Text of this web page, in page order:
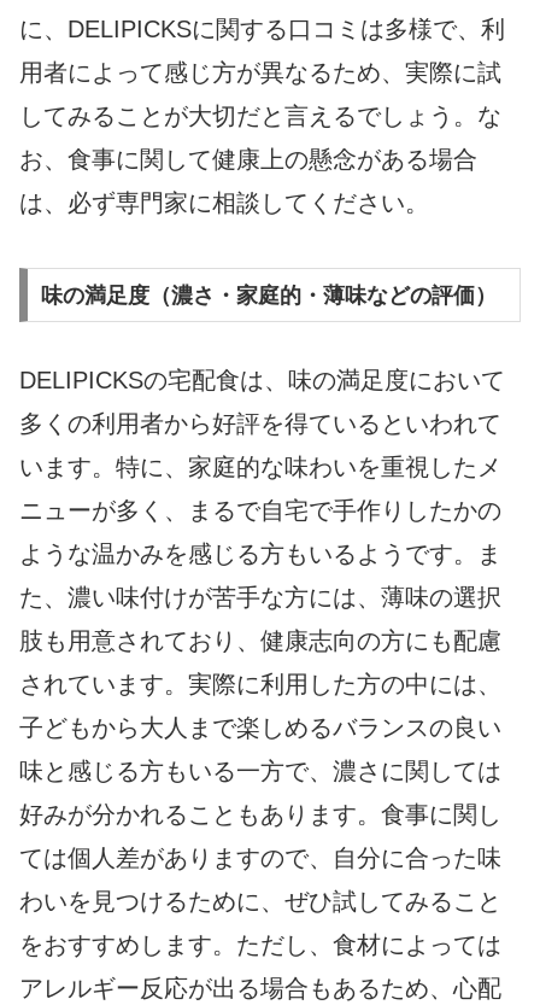
に、DELIPICKSに関する口コミは多様で、利
用者によって感じ方が異なるため、実際に試
してみることが大切だと言えるでしょう。な
お、食事に関して健康上の懸念がある場合
は、必ず専門家に相談してください。
味の満足度（濃さ・家庭的・薄味などの評価）
DELIPICKSの宅配食は、味の満足度において
多くの利用者から好評を得ているといわれて
います。特に、家庭的な味わいを重視したメ
ニューが多く、まるで自宅で手作りしたかの
ような温かみを感じる方もいるようです。ま
た、濃い味付けが苦手な方には、薄味の選択
肢も用意されており、健康志向の方にも配慮
されています。実際に利用した方の中には、
子どもから大人まで楽しめるバランスの良い
味と感じる方もいる一方で、濃さに関しては
好みが分かれることもあります。食事に関し
ては個人差がありますので、自分に合った味
わいを見つけるために、ぜひ試してみること
をおすすめします。ただし、食材によっては
アレルギー反応が出る場合もあるため、心配